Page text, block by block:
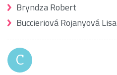
Bryndza Robert
Buccieriová Rojanyová Lisa
C